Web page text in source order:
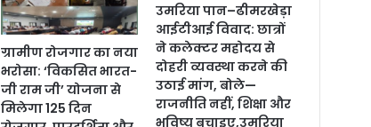
ग्रामीण रोजगार का नया
भरोसा: ‘विकसित भारत-
जी राम जी’ योजना से
मिलेगा 125 दिन
उमरिया पान–ढीमरखेड़ा
आईटीआई विवाद: छात्रों
ने कलेक्टर महोदय से
दोहरी व्यवस्था करने की
उठाई मांग, बोले—
राजनीति नहीं, शिक्षा और
भविष्य बचाइए,उमरिया